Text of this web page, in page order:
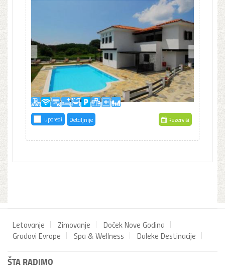
uporedi Detaljnije Rezerviši
Letovanje Zimovanje
Doček Nove Godina
Gradovi Evrope
Spa & Wellness Daleke Destinacije
ŠTA RADIMO